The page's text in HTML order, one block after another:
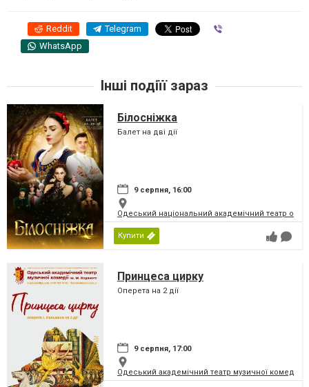
Reddit Telegram
WhatsApp
Інші подіїї зараз
Білосніжка
Балет на дві дії
9 серпня, 16:00
Одеський національний академічний театр
Купити
Принцеса цирку
Оперета на 2 дії
9 серпня, 17:00
Одеський академічний театр музичної комедії